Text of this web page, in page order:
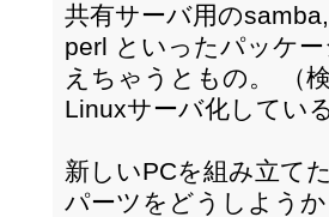
共有サーバ用の
perl といったパッケ
えちゃうともの。 （
Linuxサーバ化してい
新しいPCを組み立て
パーツをどうしよう